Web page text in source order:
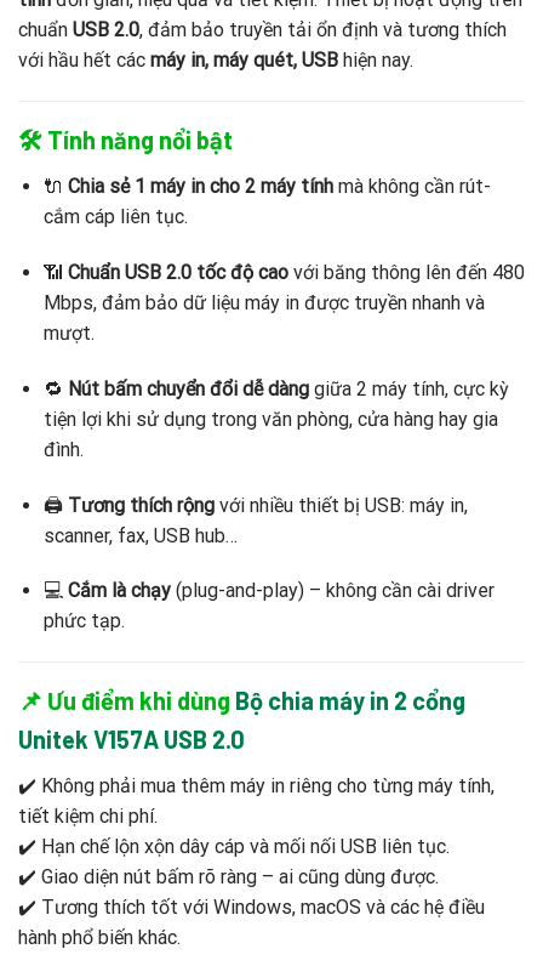
chuẩn USB 2.0, đảm bảo truyền tải ổn định và tương thích
với hầu hết các máy in, máy quét, USB hiện nay.
🛠️ Tính năng nổi bật
🔌 Chia sẻ 1 máy in cho 2 máy tínhmà không cần rút-
cắm cáp liên tục.
📶 Chuẩn USB 2.0 tốc độ caovới băng thông lên đến 480
Mbps, đảm bảo dữ liệu máy in được truyền nhanh và
mượt.
🔁 Nút bấm chuyển đổi dễ dànggiữa 2 máy tính, cực kỳ
tiện lợi khi sử dụng trong văn phòng, cửa hàng hay gia
đình.
🖨️ Tương thích rộngvới nhiều thiết bị USB: máy in,
scanner, fax, USB hub…
💻 Cắm là chạy(plug-and-play) – không cần cài driver
phức tạp.
📌 Ưu điểm khi dùng Bộ chia máy in 2 cổng
Unitek V157A USB 2.0
✔️ Không phải mua thêm máy in riêng cho từng máy tính,
tiết kiệm chi phí.
✔️ Hạn chế lộn xộn dây cáp và mối nối USB liên tục.
✔️ Giao diện nút bấm rõ ràng – ai cũng dùng được.
✔️ Tương thích tốt với Windows, macOS và các hệ điều
hành phổ biến khác.